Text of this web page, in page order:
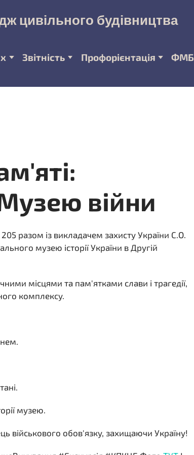
цивільного будівництва
Звітність Профорієнтація ФМБ
війни
разом із викладачем захисту України С.О.
музею історії України в Другій
місцями та пам'ятками слави і трагедії,
комплексу.
музею.
військового обов'язку, захищаючи Україну!